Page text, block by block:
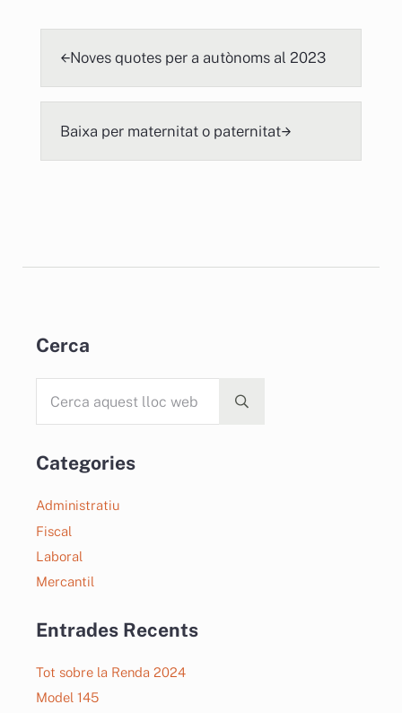
Noves quotes per a autònoms al 2023
Baixa per maternitat o paternitat
Cerca
Submit search
Categories
Administratiu
Fiscal
Laboral
Mercantil
Entrades Recents
Tot sobre la Renda 2024
Model 145
Hola, com et puc ajudar? / ¿cómo
te puedo ayudar?